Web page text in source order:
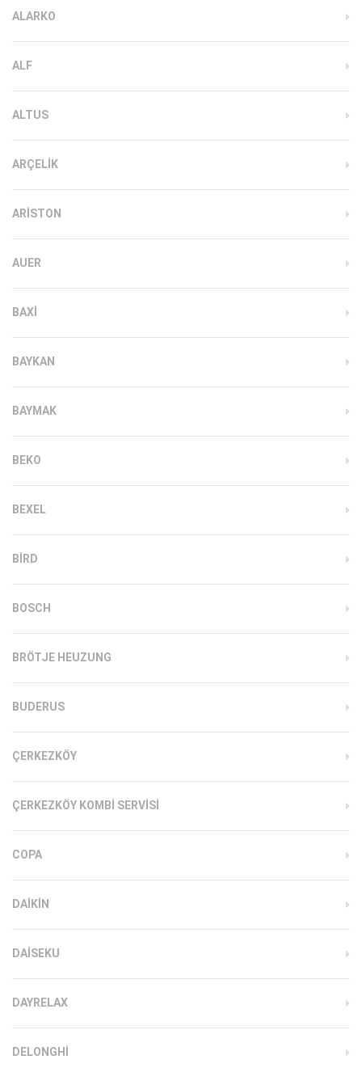
ALARKO
ALF
ALTUS
ARÇELIK
ARISTON
AUER
BAXI
BAYKAN
BAYMAK
BEKO
BEXEL
BIRD
BOSCH
BRÖTJE HEUZUNG
BUDERUS
ÇERKEZKÖY
ÇERKEZKÖY KOMBI SERVISI
COPA
DAIKIN
DAISEKU
DAYRELAX
DELONGHI